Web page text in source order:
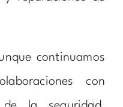
continuamos
con